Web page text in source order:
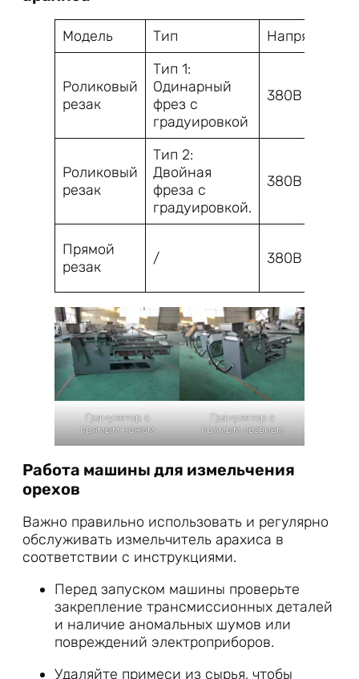
Модель Тип Напряжение
Роликовый
резак
Тип 1:
Одинарный
фрез с
градуировкой
380В
Роликовый
резак
Тип 2:
Двойная
фреза с
градуировкой.
380В
Прямой
резак
/ 380В
Гранулятор с
прямым ножом
Гранулятор с
прямым лезвием
Работа машины для измельчения
орехов
Важно правильно использовать и регулярно
обслуживать измельчитель арахиса в
соответствии с инструкциями.
Перед запуском машины проверьте
закрепление трансмиссионных деталей
и наличие аномальных шумов или
повреждений электроприборов.
Удаляйте примеси из сырья, чтобы